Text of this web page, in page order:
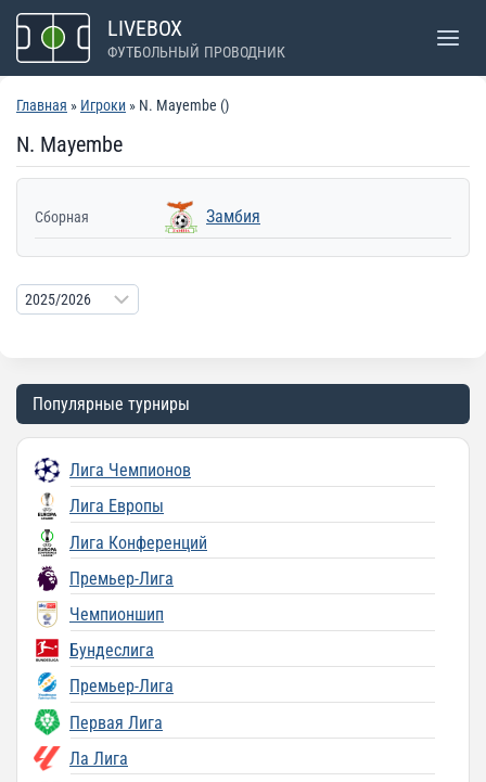
Перейти
содержимому
LIVEBOX
ФУТБОЛЬНЫЙ ПРОВОДНИК
Главная » Игроки » N. Mayembe ()
N. Mayembe
Сборная Замбия
Популярные турниры
Лига Чемпионов
Лига Европы
Лига Конференций
Премьер-Лига
Чемпионшип
Бундеслига
Премьер-Лига
Первая Лига
Ла Лига